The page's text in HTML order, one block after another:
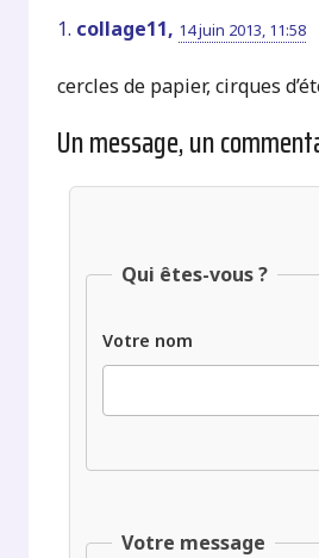
1. collage11, 14 juin 2013, 11:58
cercles de papier, cirques
Un message, un
Qui êtes-vous ?
Votre nom
Votre message